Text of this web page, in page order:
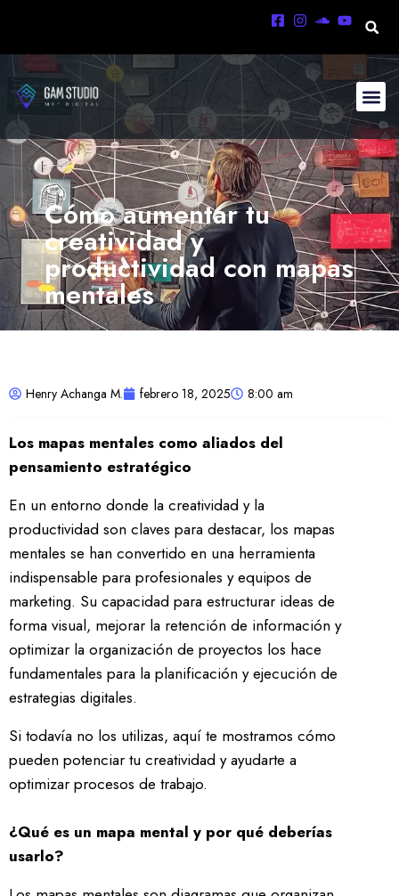
Cómo aumentar tu
creatividad y
productividad con mapas
mentales
Henry Achanga M. febrero 18, 2025 8:00 am
Los mapas mentales como aliados del
pensamiento estratégico
En un entorno donde la creatividad y la
productividad son claves para destacar, los mapas
mentales se han convertido en una herramienta
indispensable para profesionales y equipos de
marketing. Su capacidad para estructurar ideas de
forma visual, mejorar la retención de información y
optimizar la organización de proyectos los hace
fundamentales para la planificación y ejecución de
estrategias digitales.
Si todavía no los utilizas, aquí te mostramos cómo
pueden potenciar tu creatividad y ayudarte a
optimizar procesos de trabajo.
¿Qué es un mapa mental y por qué deberías
usarlo?